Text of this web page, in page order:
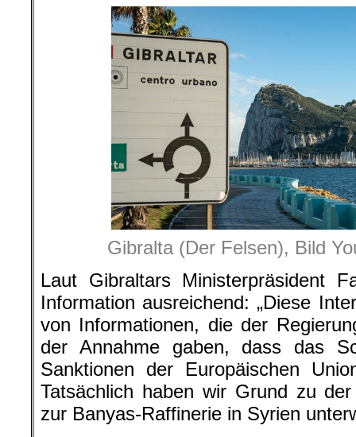
Gibralta (Der Felsen), Bild
Laut Gibraltars Ministerpräsident
Information ausreichend: „Diese
von Informationen, die der
der Annahme gaben, dass das
Sanktionen der Europäischen
Tatsächlich haben wir Grund zu
zur Banyas-Raffinerie in Syrien